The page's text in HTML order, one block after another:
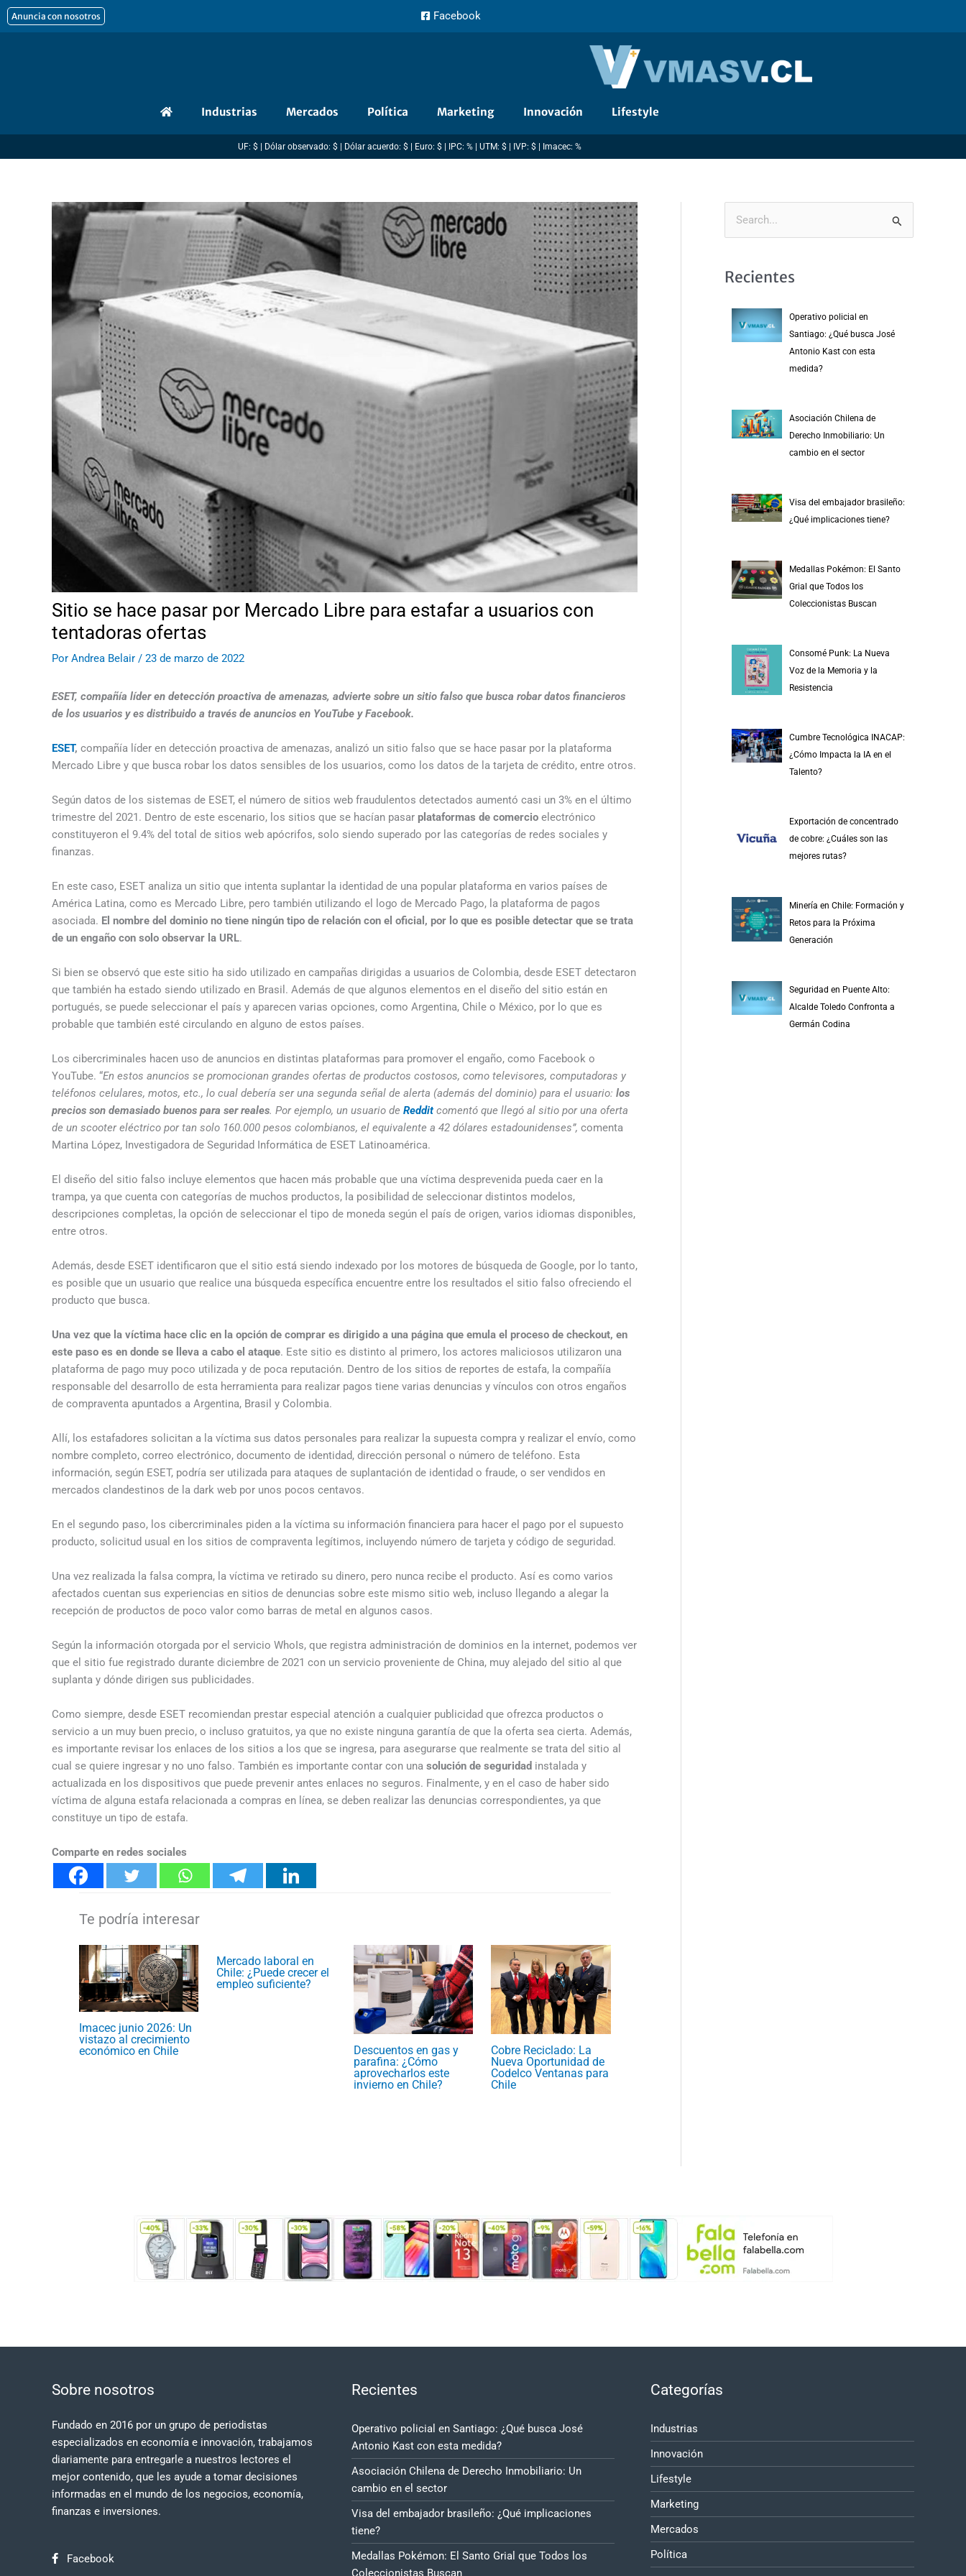
al
Anuncia con nosotros Facebook
Industrias Mercados Política Marketing Innovación Lifestyle
UF: $ | Dólar observado: $ | Dólar acuerdo: $ | Euro: $ | IPC: % | UTM: $ | IVP: $ | Imacec: %
Sitio se hace pasar por Mercado Libre para estafar a usuarios con
tentadoras ofertas
Por Andrea Belair / 23 de marzo de 2022
ESET, compañía líder en detección proactiva de amenazas, advierte sobre un sitio falso que busca robar datos financieros
de los usuarios y es distribuido a través de anuncios en YouTube y Facebook.
ESET, compañía líder en detección proactiva de amenazas, analizó un sitio falso que se hace pasar por la plataforma
Mercado Libre y que busca robar los datos sensibles de los usuarios, como los datos de la tarjeta de crédito, entre otros.
Según datos de los sistemas de ESET, el número de sitios web fraudulentos detectados aumentó casi un 3% en el último
trimestre del 2021. Dentro de este escenario, los sitios que se hacían pasar plataformas de comercio electrónico
constituyeron el 9.4% del total de sitios web apócrifos, solo siendo superado por las categorías de redes sociales y
finanzas.
En este caso, ESET analiza un sitio que intenta suplantar la identidad de una popular plataforma en varios países de
América Latina, como es Mercado Libre, pero también utilizando el logo de Mercado Pago, la plataforma de pagos
asociada. El nombre del dominio no tiene ningún tipo de relación con el oficial, por lo que es posible detectar que se trata
de un engaño con solo observar la URL.
Si bien se observó que este sitio ha sido utilizado en campañas dirigidas a usuarios de Colombia, desde ESET detectaron
que también ha estado siendo utilizado en Brasil. Además de que algunos elementos en el diseño del sitio están en
portugués, se puede seleccionar el país y aparecen varias opciones, como Argentina, Chile o México, por lo que es
probable que también esté circulando en alguno de estos países.
Los cibercriminales hacen uso de anuncios en distintas plataformas para promover el engaño, como Facebook o
YouTube. “En estos anuncios se promocionan grandes ofertas de productos costosos, como televisores, computadoras y
teléfonos celulares, motos, etc., lo cual debería ser una segunda señal de alerta (además del dominio) para el usuario: los
precios son demasiado buenos para ser reales. Por ejemplo, un usuario de Reddit comentó que llegó al sitio por una oferta
de un scooter eléctrico por tan solo 160.000 pesos colombianos, el equivalente a 42 dólares estadounidenses”, comenta
Martina López, Investigadora de Seguridad Informática de ESET Latinoamérica.
El diseño del sitio falso incluye elementos que hacen más probable que una víctima desprevenida pueda caer en la
trampa, ya que cuenta con categorías de muchos productos, la posibilidad de seleccionar distintos modelos,
descripciones completas, la opción de seleccionar el tipo de moneda según el país de origen, varios idiomas disponibles,
entre otros.
Además, desde ESET identificaron que el sitio está siendo indexado por los motores de búsqueda de Google, por lo tanto,
es posible que un usuario que realice una búsqueda específica encuentre entre los resultados el sitio falso ofreciendo el
producto que busca.
Una vez que la víctima hace clic en la opción de comprar es dirigido a una página que emula el proceso de checkout, en
este paso es en donde se lleva a cabo el ataque. Este sitio es distinto al primero, los actores maliciosos utilizaron una
plataforma de pago muy poco utilizada y de poca reputación. Dentro de los sitios de reportes de estafa, la compañía
responsable del desarrollo de esta herramienta para realizar pagos tiene varias denuncias y vínculos con otros engaños
de compraventa apuntados a Argentina, Brasil y Colombia.
Allí, los estafadores solicitan a la víctima sus datos personales para realizar la supuesta compra y realizar el envío, como
nombre completo, correo electrónico, documento de identidad, dirección personal o número de teléfono. Esta
información, según ESET, podría ser utilizada para ataques de suplantación de identidad o fraude, o ser vendidos en
mercados clandestinos de la dark web por unos pocos centavos.
En el segundo paso, los cibercriminales piden a la víctima su información financiera para hacer el pago por el supuesto
producto, solicitud usual en los sitios de compraventa legítimos, incluyendo número de tarjeta y código de seguridad.
Una vez realizada la falsa compra, la víctima ve retirado su dinero, pero nunca recibe el producto. Así es como varios
afectados cuentan sus experiencias en sitios de denuncias sobre este mismo sitio web, incluso llegando a alegar la
recepción de productos de poco valor como barras de metal en algunos casos.
Según la información otorgada por el servicio WhoIs, que registra administración de dominios en la internet, podemos ver
que el sitio fue registrado durante diciembre de 2021 con un servicio proveniente de China, muy alejado del sitio al que
suplanta y dónde dirigen sus publicidades.
Como siempre, desde ESET recomiendan prestar especial atención a cualquier publicidad que ofrezca productos o
servicio a un muy buen precio, o incluso gratuitos, ya que no existe ninguna garantía de que la oferta sea cierta. Además,
es importante revisar los enlaces de los sitios a los que se ingresa, para asegurarse que realmente se trata del sitio al
cual se quiere ingresar y no uno falso. También es importante contar con una solución de seguridad instalada y
actualizada en los dispositivos que puede prevenir antes enlaces no seguros. Finalmente, y en el caso de haber sido
víctima de alguna estafa relacionada a compras en línea, se deben realizar las denuncias correspondientes, ya que
constituye un tipo de estafa.
Comparte en redes sociales
Imacec junio 2026: Un
vistazo al crecimiento
económico en Chile
Mercado laboral en
Chile: ¿Puede crecer el
empleo suficiente?
Descuentos en gas y
parafina: ¿Cómo
aprovecharlos este
invierno en Chile?
Cobre Reciclado: La
Nueva Oportunidad de
Codelco Ventanas para
Chile
Recientes
Operativo policial en
Santiago: ¿Qué busca José
Antonio Kast con esta
medida?
Asociación Chilena de
Derecho Inmobiliario: Un
cambio en el sector
Visa del embajador brasileño:
¿Qué implicaciones tiene?
Medallas Pokémon: El Santo
Grial que Todos los
Coleccionistas Buscan
Consomé Punk: La Nueva
Voz de la Memoria y la
Resistencia
Cumbre Tecnológica INACAP:
¿Cómo Impacta la IA en el
Talento?
Exportación de concentrado
de cobre: ¿Cuáles son las
mejores rutas?
Minería en Chile: Formación y
Retos para la Próxima
Generación
Seguridad en Puente Alto:
Alcalde Toledo Confronta a
Germán Codina
Sobre nosotros
Fundado en 2016 por un grupo de periodistas
especializados en economía e innovación, trabajamos
diariamente para entregarle a nuestros lectores el
mejor contenido, que les ayude a tomar decisiones
informadas en el mundo de los negocios, economía,
finanzas e inversiones.
Facebook
Recientes
Operativo policial en Santiago: ¿Qué busca José
Antonio Kast con esta medida?
Asociación Chilena de Derecho Inmobiliario: Un
cambio en el sector
Visa del embajador brasileño: ¿Qué implicaciones
tiene?
Medallas Pokémon: El Santo Grial que Todos los
Coleccionistas Buscan
Categorías
Industrias
Innovación
Lifestyle
Marketing
Mercados
Política